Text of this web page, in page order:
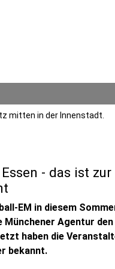
mitten in der Innenstadt.
- das ist
EM in diesem
Agentur
haben die
bekannt.